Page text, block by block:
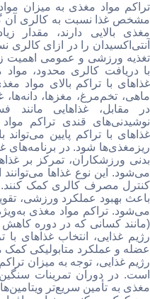
تراکم مواد مغذی به میزان
مشخص غذا نسبت به کالری آن
مغذی بالایی دارند، مقدار
آنتی‌اکسیدان را در ازای کالری
تغذیه ورزشی و عمومی اهمیت
با دریافت کالری محدود،
غذاهای با تراکم بالای مواد
ماهی، تخم‌مرغ، مغزها،
در مقابل، غذاهایی مانند
نوشیدنی‌های قندی تراکم
غذاهای با تراکم پایین
ریزمغذی‌ها شود. در برنامه‌های
بدنی ورزشکاران، تمرکز بر
می‌شود. این نوع غذاها
کنترل مصرف کالری کمک کنند.
باعث بهبود عملکرد ورزشی،
می‌شود. تراکم مواد مغذی
(مانند کسانی که در دوره
رژیم غذایی، انتخاب غذاهای
عضله و عملکرد متابولیکی کمک
رژیم غذایی، توجه به میزان
است. در دوران تمرینات
مغذی به تأمین سریع‌تر